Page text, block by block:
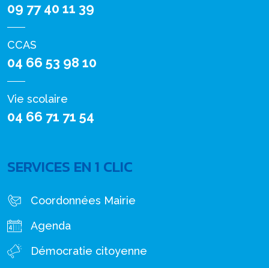
09 77 40 11 39
CCAS
04 66 53 98 10
Vie scolaire
04 66 71 71 54
SERVICES EN 1 CLIC
Coordonnées Mairie
Agenda
Démocratie citoyenne